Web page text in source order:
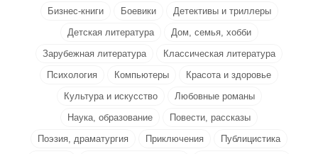
Бизнес-книги Боевики
Детективы и триллеры
Детская литература
Дом, семья, хобби
Зарубежная литература
Классическая литература
Психология
Компьютеры
Красота и здоровье
Культура и искусство
Любовные романы
Наука, образование
Повести, рассказы
Поэзия, драматургия
Приключения
Публицистика